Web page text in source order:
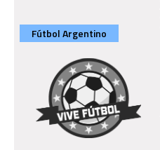
Fútbol Argentino